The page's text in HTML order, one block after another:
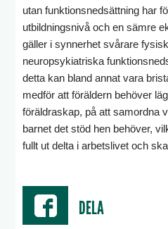
utan funktionsnedsättning har
utbildningsnivå och en sämre
gäller i synnerhet svårare
neuropsykiatriska
detta kan bland annat vara
medför att föräldern behöver
föräldraskap, på att samordna
barnet det stöd hen behöver,
fullt ut delta i arbetslivet och
DELA